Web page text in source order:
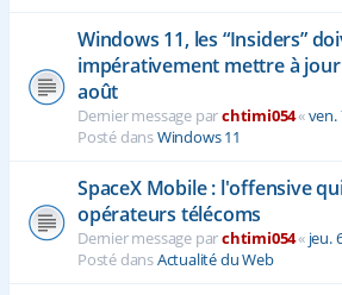
Windows 11, les “Insiders”
impérativement mettre à jour
août
Dernier message parchtimi054«ven.
Posté dansWindows 11
SpaceX Mobile : l'offensive
opérateurs télécoms
Dernier message parchtimi054« jeu.
Posté dansActualité du Web